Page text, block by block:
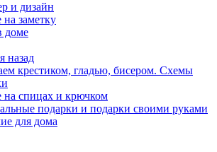
и дизайн
на заметку
доме
назад
крестиком, гладью, бисером. Схемы
на спицах и крючком
подарки и подарки своими руками
для дома